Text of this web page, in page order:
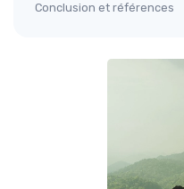
Conclusion et références